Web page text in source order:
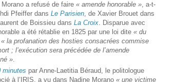
Morano a refusé de faire « amende honorable », a-t-
Pfeiffer dans Le Parisien, de Xavier Brouet dans
de Boissieu dans La Croix. Disparue avec
a été rétablie en 1825 par une loi dite « du
« la profanation des hosties consacrées commise
; l’exécution sera précédée de l’amende
».
minutes par Anne-Laetitia Béraud, le politologue
à l’IRIS, a vu dans Nadine Morano « une victime